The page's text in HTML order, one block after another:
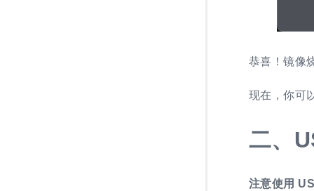
恭喜！镜像
现在，你可
二、
注意使用